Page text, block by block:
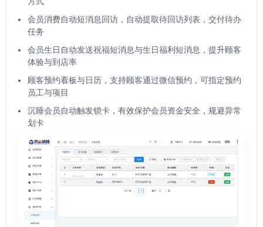
会员消费自动短消息回访，自动提取待回访列表，交付待办
任务
会员生日自动发送祝福短消息与生日福利短消息，提升顾客
体验与到店率
顾客预约看板与日历，支持顾客通过微信预约，可指定预约
员工与项目
沉睡会员自动触发锁卡，有效保护会员资金安全，规避异常
划卡